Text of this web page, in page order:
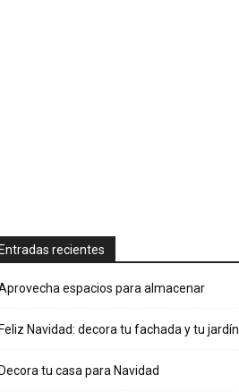
Entradas recientes
espacios para almacenar
Feliz Navidad: decora tu fachada y tu jardín
Decora tu casa para Navidad